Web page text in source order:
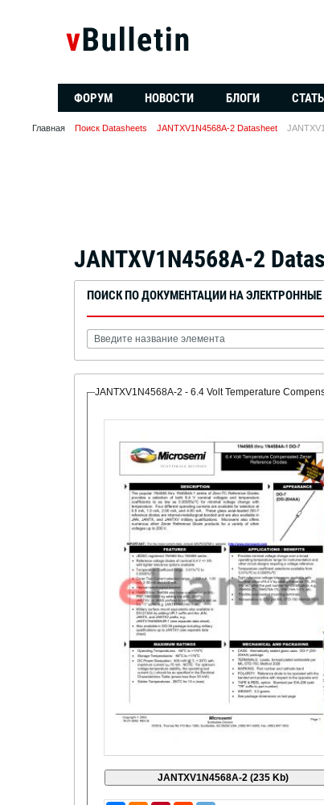
ФОРУМ НОВОСТИ БЛОГИ
Главная Поиск Datasheets JANTXV1N4568A-2 Datasheet
JANTXV1N4568A-2
ПОИСК ПО ДОКУМЕНТАЦИИ НА
JANTXV1N4568A-2 - 6.4 Volt Temperature